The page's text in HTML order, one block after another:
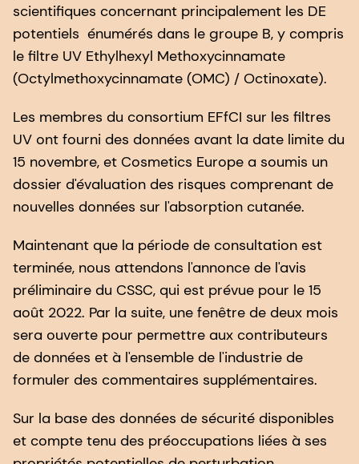
scientifiques concernant principalement les DE
potentiels énumérés dans le groupe B, y compris
le filtre UV Ethylhexyl Methoxycinnamate
(Octylmethoxycinnamate (OMC) / Octinoxate).
Les membres du consortium EFfCI sur les filtres
UV ont fourni des données avant la date limite du
15 novembre, et Cosmetics Europe a soumis un
dossier d'évaluation des risques comprenant de
nouvelles données sur l'absorption cutanée.
Maintenant que la période de consultation est
terminée, nous attendons l'annonce de l'avis
préliminaire du CSSC, qui est prévue pour le 15
août 2022. Par la suite, une fenêtre de deux mois
sera ouverte pour permettre aux contributeurs
de données et à l'ensemble de l'industrie de
formuler des commentaires supplémentaires.
Sur la base des données de sécurité disponibles
et compte tenu des préoccupations liées à ses